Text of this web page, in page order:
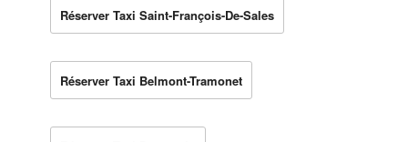
Réserver Taxi Saint-François-De-Sales
Réserver Taxi Belmont-Tramonet